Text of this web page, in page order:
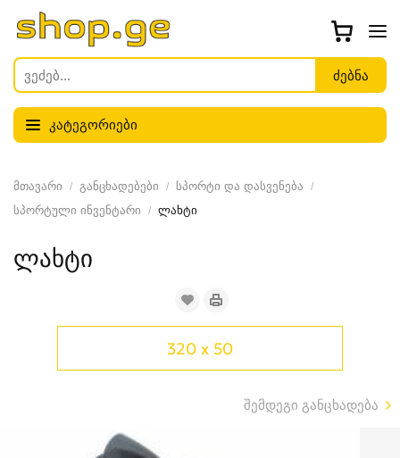
კატეგორიები
მთავარი განცხადებები
სპორტი და დასვენება
სპორტული ინვენტარი
ლახტი
ლახტი
320 x 50
შემდეგი განცხადება